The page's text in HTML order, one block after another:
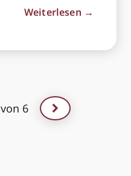
Weiterlesen →
von 6